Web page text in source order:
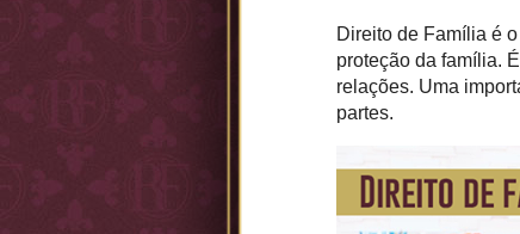
Direito de Família é
proteção da família.
relações. Uma
partes.